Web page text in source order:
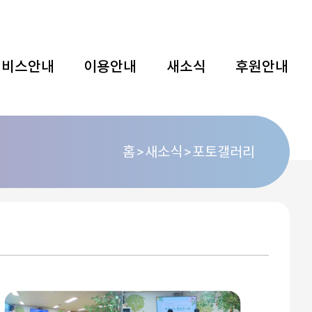
스안내 이용안내 새소식 후원안내
홈 새소식 포토갤러리